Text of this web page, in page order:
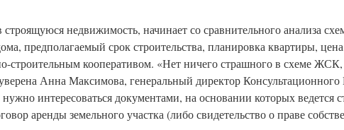
недвижимость, начинает со сравнительного анализа
предполагаемый срок строительства, планировка квартиры,
строительным кооперативом. «Нет ничего страшного в схеме
Анна Максимова, генеральный директор
интересоваться документами, на основании которых ведется
аренды земельного участка (либо свидетельство о праве